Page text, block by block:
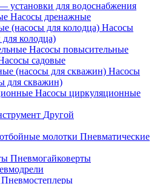
установки для водоснабжения
Насосы дренажные
Насосы
колодца)
Насосы повысительные
садовые
Насосы
для скважин)
Насосы циркуляционные
Другой
Пневматические
Пневмогайковерты
Пневмостеплеры